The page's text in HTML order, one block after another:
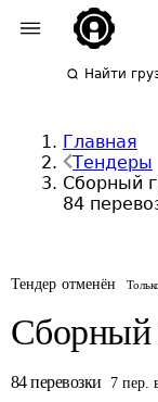
Найти
Главная
Тендеры
Сборный
84
Тендер отменён
Сборный
84 перевозки 7 пер.